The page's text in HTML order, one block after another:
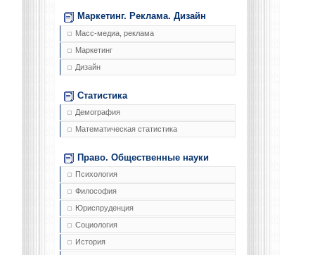
Маркетинг. Реклама. Дизайн
Масс-медиа, реклама
Маркетинг
Дизайн
Статистика
Демография
Математическая статистика
Право. Общественные науки
Психология
Философия
Юриспруденция
Социология
История